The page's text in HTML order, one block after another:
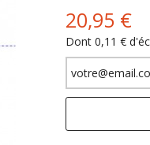
20,95 €
Dont 0,11 €